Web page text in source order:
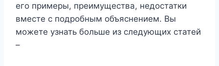
его примеры, преимущества, недостатки
вместе с подробным объяснением. Вы
можете узнать больше из следующих статей
–